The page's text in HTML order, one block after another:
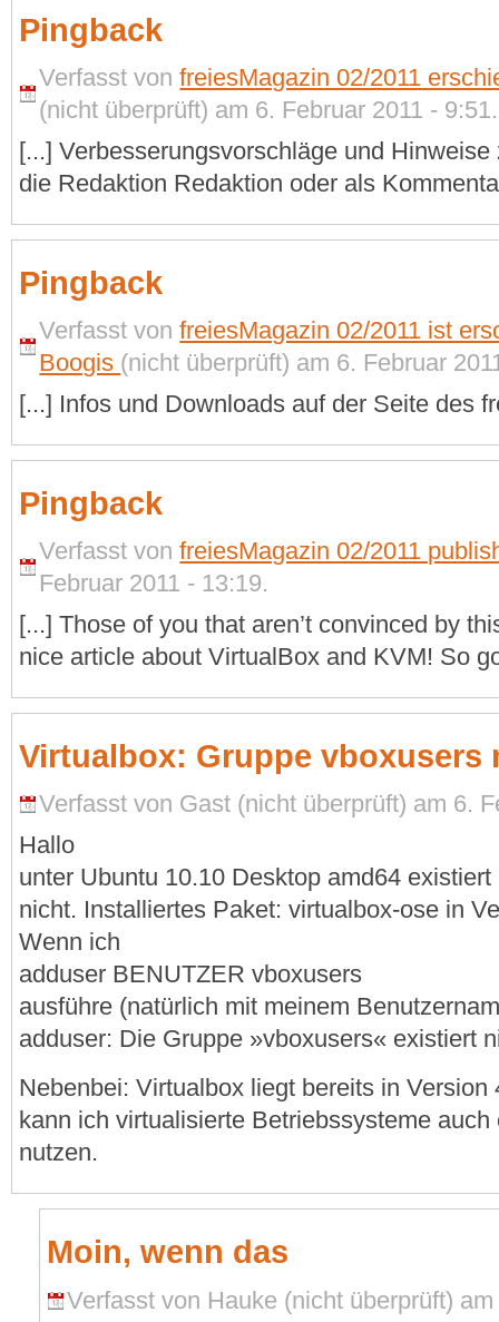
Pingback
Verfasst vonfreiesMagazin 02/2011
(nicht überprüft) am 6. Februar 2011 - 9:51.
[...] Verbesserungsvorschläge und
die Redaktion Redaktion oder als
Pingback
Verfasst vonfreiesMagazin 02/2011 ist
Boogis (nicht überprüft) am 6. Februar
[...] Infos und Downloads auf der Seite des
Pingback
Verfasst vonfreiesMagazin 02/2011
Februar 2011 - 13:19.
[...] Those of you that aren’t convinced by
nice article about VirtualBox and KVM! So
Virtualbox: Gruppe vboxusers
Verfasst von Gast (nicht überprüft) am 6.
Hallo
unter Ubuntu 10.10 Desktop amd64
nicht. Installiertes Paket: virtualbox-ose in
Wenn ich
adduser BENUTZER vboxusers
ausführe (natürlich mit meinem
adduser: Die Gruppe »vboxusers« existiert
Nebenbei: Virtualbox liegt bereits in Version
kann ich virtualisierte Betriebssysteme
nutzen.
Moin, wenn das
Verfasst von Hauke (nicht überprüft)